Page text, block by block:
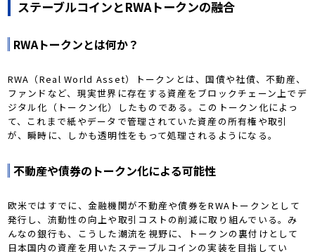
ステーブルコインとRWAトークンの融合
RWAトークンとは何か？
RWA（Real World Asset）トークンとは、国債や社債、不動産、
ファンドなど、現実世界に存在する資産をブロックチェーン上でデ
ジタル化（トークン化）したものである。このトークン化によっ
て、これまで紙やデータで管理されていた資産の所有権や取引
が、瞬時に、しかも透明性をもって処理されるようになる。
不動産や債券のトークン化による可能性
欧米ではすでに、金融機関が不動産や債券をRWAトークンとして
発行し、流動性の向上や取引コストの削減に取り組んでいる。み
んなの銀行も、こうした潮流を視野に、トークンの裏付けとして
日本国内の資産を用いたステーブルコインの実装を目指してい